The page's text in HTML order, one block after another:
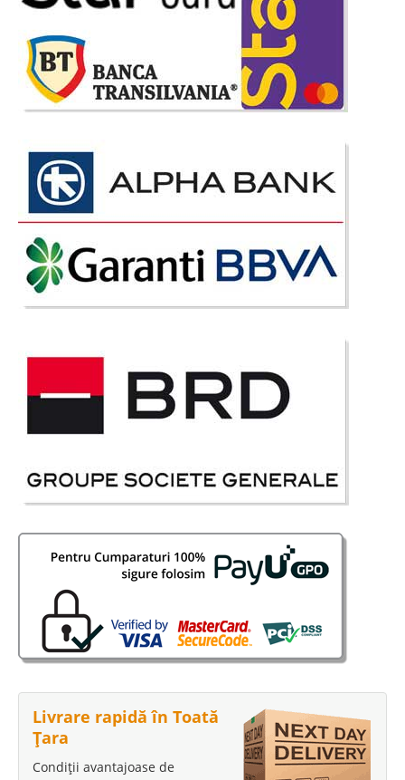
Livrare rapidă în Toată
Țara
Condiții avantajoase de